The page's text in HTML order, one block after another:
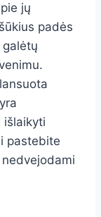
jų
padės
išlaikyti
pastebite